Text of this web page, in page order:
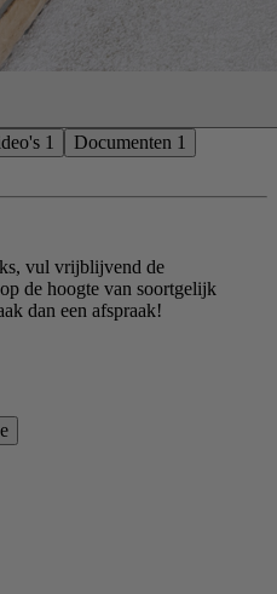
1 Documenten 1
vul vrijblijvend de
de hoogte van soortgelijk
dan een afspraak!